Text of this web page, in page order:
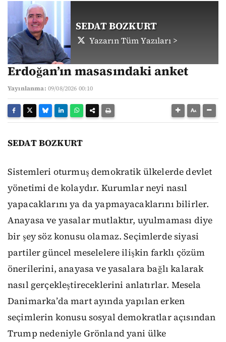
SEDAT BOZKURT
Yazarın Tüm Yazıları >
Erdoğan’ın masasındaki anket
Yayınlanma: 09/08/2026 00:10
SEDAT BOZKURT
Sistemleri oturmuş demokratik ülkelerde devlet
yönetimi de kolaydır. Kurumlar neyi nasıl
yapacaklarını ya da yapmayacaklarını bilirler.
Anayasa ve yasalar mutlaktır, uyulmaması diye
bir şey söz konusu olamaz. Seçimlerde siyasi
partiler güncel meselelere ilişkin farklı çözüm
önerilerini, anayasa ve yasalara bağlı kalarak
nasıl gerçekleştireceklerini anlatırlar. Mesela
Danimarka’da mart ayında yapılan erken
seçimlerin konusu sosyal demokratlar açısından
Trump nedeniyle Grönland yani ülke